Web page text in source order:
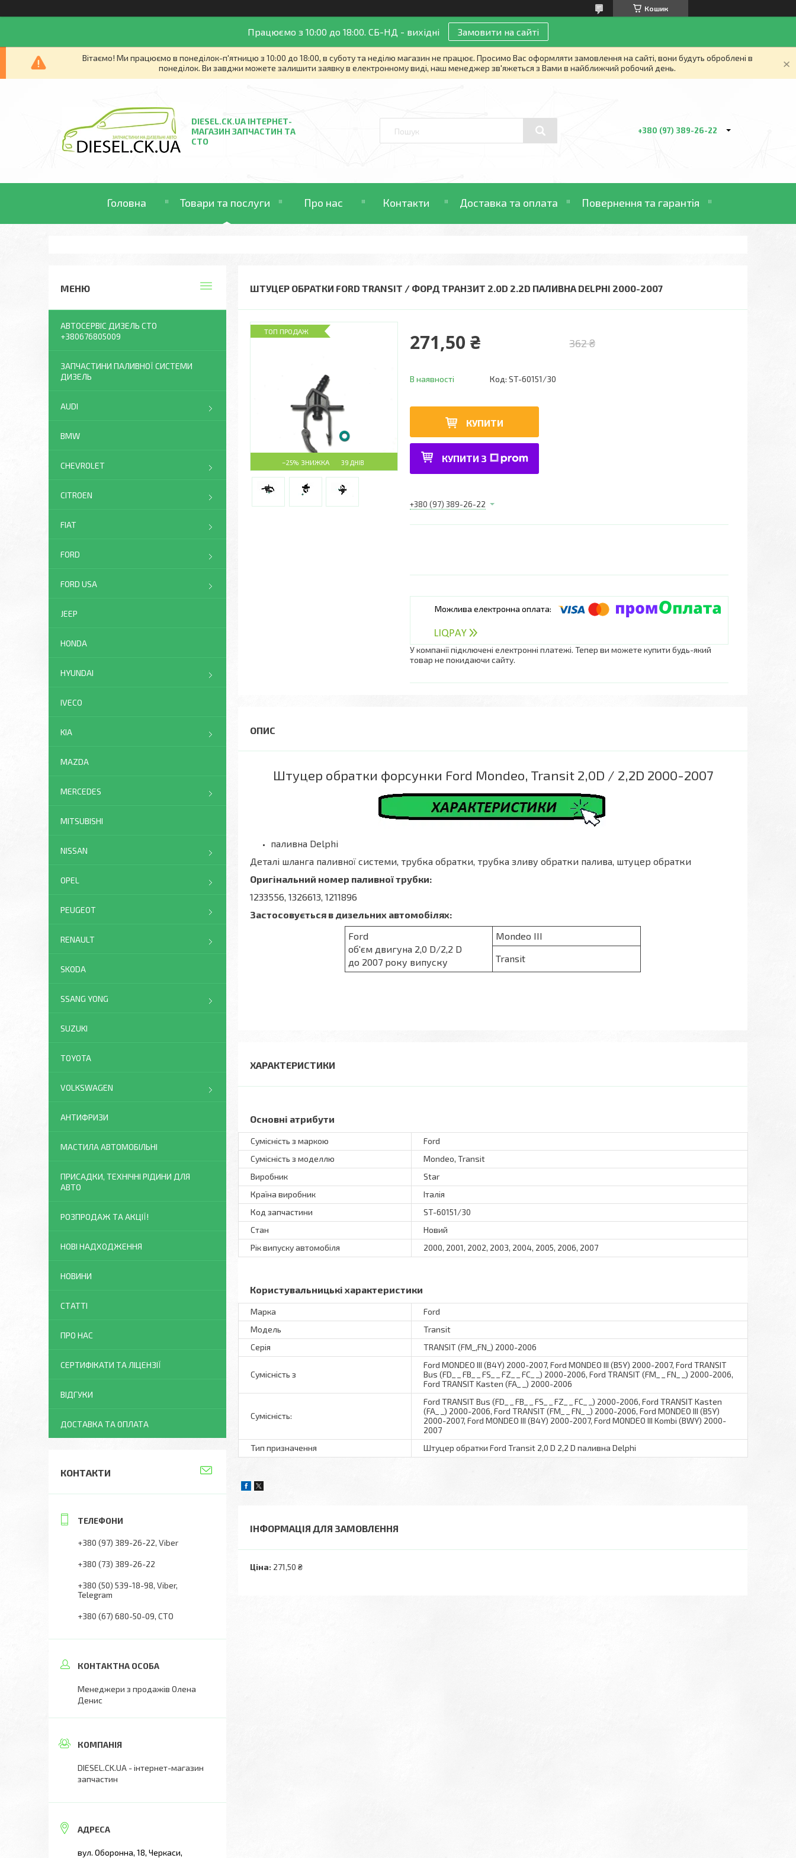
Кошик
Працюємо з 10:00 до 18:00. СБ-НД - вихідні Замовити на сайті
Вітаємо! Ми працюємо в понеділок-п'ятницю з 10:00 до 18:00, в суботу та неділю магазин не працює. Просимо Вас оформляти замовлення на сайті, вони будуть оброблені в
понеділок. Ви завджи можете залишити заявку в електронному виді, наш менеджер зв'яжеться з Вами в найближчий робочий день.
DIESEL.CK.UA ІНТЕРНЕТ-
МАГАЗИН ЗАПЧАСТИН ТА
СТО
+380 (97) 389-26-22
Головна Товари та послуги Про нас Контакти Доставка та оплата Повернення та гарантія
ШТУЦЕР ОБРАТКИ FORD TRANSIT / ФОРД ТРАНЗИТ 2.0D 2.2D ПАЛИВНА DELPHI 2000-2007
–25% 39 ДНІВ
ТОП ПРОДАЖ
362 ₴
271,50 ₴
В наявності Код: ST-60151/30
КУПИТИ
КУПИТИ З
+380 (97) 389-26-22
У компанії підключені електронні платежі. Тепер ви можете купити будь-який
товар не покидаючи сайту.
Штуцер обратки форсунки Ford Mondeo, Transit 2,0D / 2,2D 2000-2007
паливна Delphi
Деталі шланга паливної системи, трубка обратки, трубка зливу обратки палива, штуцер обратки
Оригінальний номер паливної трубки:
1233556, 1326613, 1211896
Застосовується в дизельних автомобілях:
Ford
об'єм двигуна 2,0 D/2,2 D
до 2007 року випуску
Mondeo III
Transit
ХАРАКТЕРИСТИКИ
Основні атрибути
Сумісність з маркою
Ford
Сумісність з моделлю
Mondeo, Transit
Виробник
Star
Країна виробник
Італія
Код запчастини
ST-60151/30
Стан
Новий
Рік випуску автомобіля
2000, 2001, 2002, 2003, 2004, 2005, 2006, 2007
Користувальницькі характеристики
Марка
Ford
Модель
Transit
Серія
TRANSIT (FM_,FN_) 2000-2006
Сумісність з
Ford MONDEO III (B4Y) 2000-2007, Ford MONDEO III (B5Y) 2000-2007, Ford TRANSIT
Bus (FD_ _ FB_ _ FS_ _ FZ_ _ FC_ _) 2000-2006, Ford TRANSIT (FM_ _ FN_ _) 2000-2006,
Ford TRANSIT Kasten (FA_ _) 2000-2006
Сумісність:
Ford TRANSIT Bus (FD_ _ FB_ _ FS_ _ FZ_ _ FC_ _) 2000-2006, Ford TRANSIT Kasten
(FA_ _) 2000-2006, Ford TRANSIT (FM_ _ FN_ _) 2000-2006, Ford MONDEO III (B5Y)
2000-2007, Ford MONDEO III (B4Y) 2000-2007, Ford MONDEO III Kombi (BWY) 2000-
2007
Тип призначення
Штуцер обратки Ford Transit 2,0 D 2,2 D паливна Delphi
ІНФОРМАЦІЯ ДЛЯ ЗАМОВЛЕННЯ
Ціна: 271,50 ₴
АВТОСЕРВІС ДИЗЕЛЬ СТО
+380676805009
ЗАПЧАСТИНИ ПАЛИВНОЇ СИСТЕМИ
ДИЗЕЛЬ
AUDI
BMW
CHEVROLET
CITROEN
FIAT
FORD
FORD USA
JEEP
HONDA
HYUNDAI
IVECO
KIA
MAZDA
MERCEDES
MITSUBISHI
NISSAN
OPEL
PEUGEOT
RENAULT
SKODA
SSANG YONG
SUZUKI
TOYOTA
VOLKSWAGEN
АНТИФРИЗИ
МАСТИЛА АВТОМОБІЛЬНІ
ПРИСАДКИ, ТЕХНІЧНІ РІДИНИ ДЛЯ
АВТО
РОЗПРОДАЖ ТА АКЦІЇ!
НОВІ НАДХОДЖЕННЯ
НОВИНИ
СТАТТІ
ПРО НАС
СЕРТИФІКАТИ ТА ЛІЦЕНЗІЇ
ВІДГУКИ
ДОСТАВКА ТА ОПЛАТА
КОНТАКТИ
+380 (97) 389-26-22 Viber
+380 (73) 389-26-22
+380 (50) 539-18-98 Viber,
Telegram
+380 (67) 680-50-09 СТО
Менеджери з продажів Олена
Денис
DIESEL.CK.UA - інтернет-магазин
запчастин
вул. Оборонна, 18, Черкаси,